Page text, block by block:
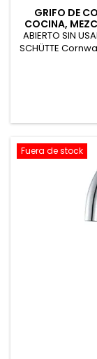
GRIFO DE
COCINA,
ABIERTO SIN
SCHÜTTE
giratorio
Fuera de stock